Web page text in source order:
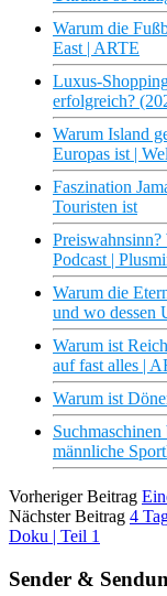
Warum die
East | ARTE
Luxus-
erfolgreich?
Warum Island
Europas ist |
Faszination
Touristen ist
Podcast |
Warum die
und wo dessen
Warum ist
auf fast alles |
Warum ist
männliche
Vorheriger Beitrag
Nächster Beitrag 4
Doku | Teil 1
Sender &